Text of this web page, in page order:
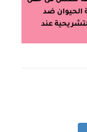
الحيوان ضد
عند